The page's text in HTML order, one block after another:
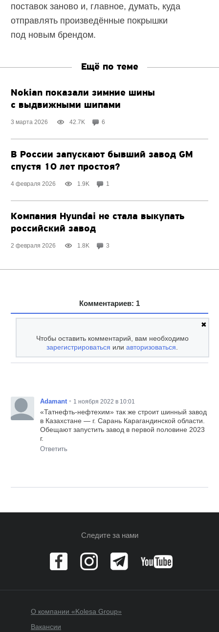
поставок заново и, главное, думать, куда
отправлять произведённые покрышки
под новым брендом.
Ещё по теме
Nokian показали зимние шины
с выдвижными шипами
3 марта 2026 42.7K 6
В России запускают бывший завод GM
спустя 10 лет простоя?
4 февраля 2026 1.9K 1
Компания Hyundai не стала выкупать
российский завод
2 февраля 2026 1.8K 3
Комментариев: 1
✖
Чтобы оставить комментарий, вам необходимо
зарегистрироваться илиавторизоваться.
Adamant • 1 ноября 2022 в 10:01
«Татнефть-нефтехим» так же строит шинный завод
в Казахстане — г. Сарань Карагандинской области.
Обещают запустить завод в первой половине 2023
г.
Ответить
Следите за нами
О компании «Kolesa Group»
Вакансии